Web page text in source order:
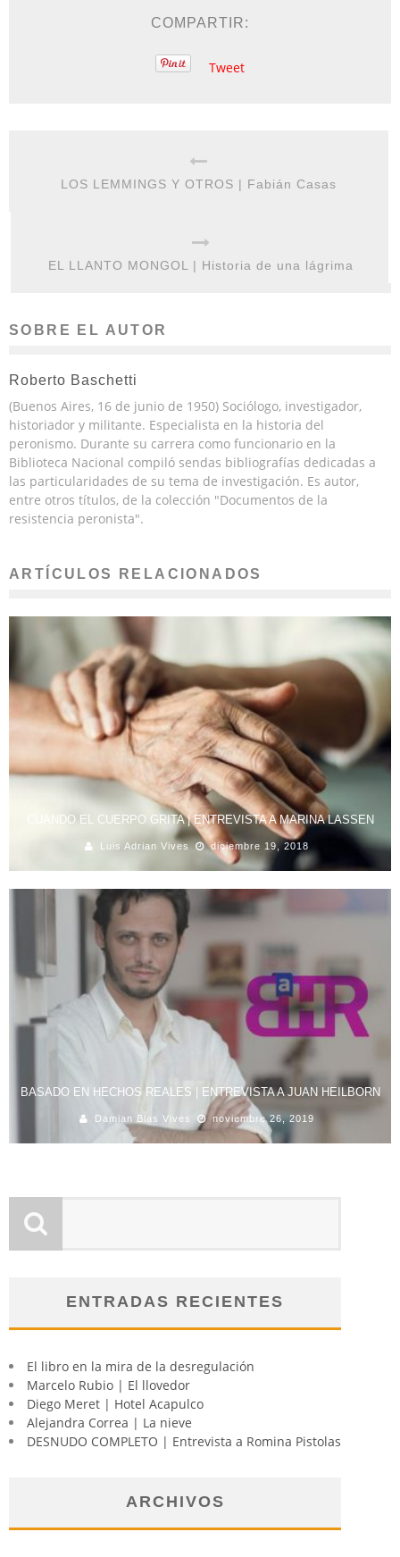
COMPARTIR:
Tweet
LOS LEMMINGS Y OTROS | Fabián Casas
EL LLANTO MONGOL | Historia de una lágrima
SOBRE EL AUTOR
Roberto Baschetti
(Buenos Aires, 16 de junio de 1950) Sociólogo, investigador,
historiador y militante. Especialista en la historia del
peronismo. Durante su carrera como funcionario en la
Biblioteca Nacional compiló sendas bibliografías dedicadas a
las particularidades de su tema de investigación. Es autor,
entre otros títulos, de la colección "Documentos de la
resistencia peronista".
ARTÍCULOS RELACIONADOS
CUANDO EL CUERPO GRITA | ENTREVISTA A MARINA LASSEN
Luis Adrian Vives diciembre 19, 2018
BASADO EN HECHOS REALES | ENTREVISTA A JUAN HEILBORN
Damian Blas Vives noviembre 26, 2019
ENTRADAS RECIENTES
El libro en la mira de la desregulación
Marcelo Rubio | El llovedor
Diego Meret | Hotel Acapulco
Alejandra Correa | La nieve
DESNUDO COMPLETO | Entrevista a Romina Pistolas
ARCHIVOS